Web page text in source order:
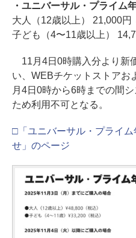
・ユニバーサル・プライム
大人（12歳以上） 21,000
子ども（4〜11歳以上）
11月4日0時購入分より新
い、WEBチケットストアお
月4日0時から6時までの間
ため利用不可となる。
□「ユニバーサル・プライ
せ」のページ